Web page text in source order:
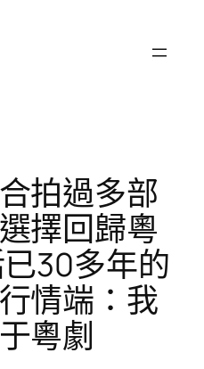
拍過多部
擇回歸粵
30多年的
情端：我
粵劇